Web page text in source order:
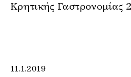
Κρητικής Γαστρονομίας
11.1.2019